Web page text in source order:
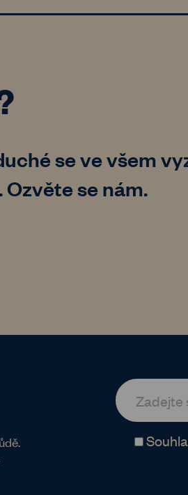
se ve všem
se nám.